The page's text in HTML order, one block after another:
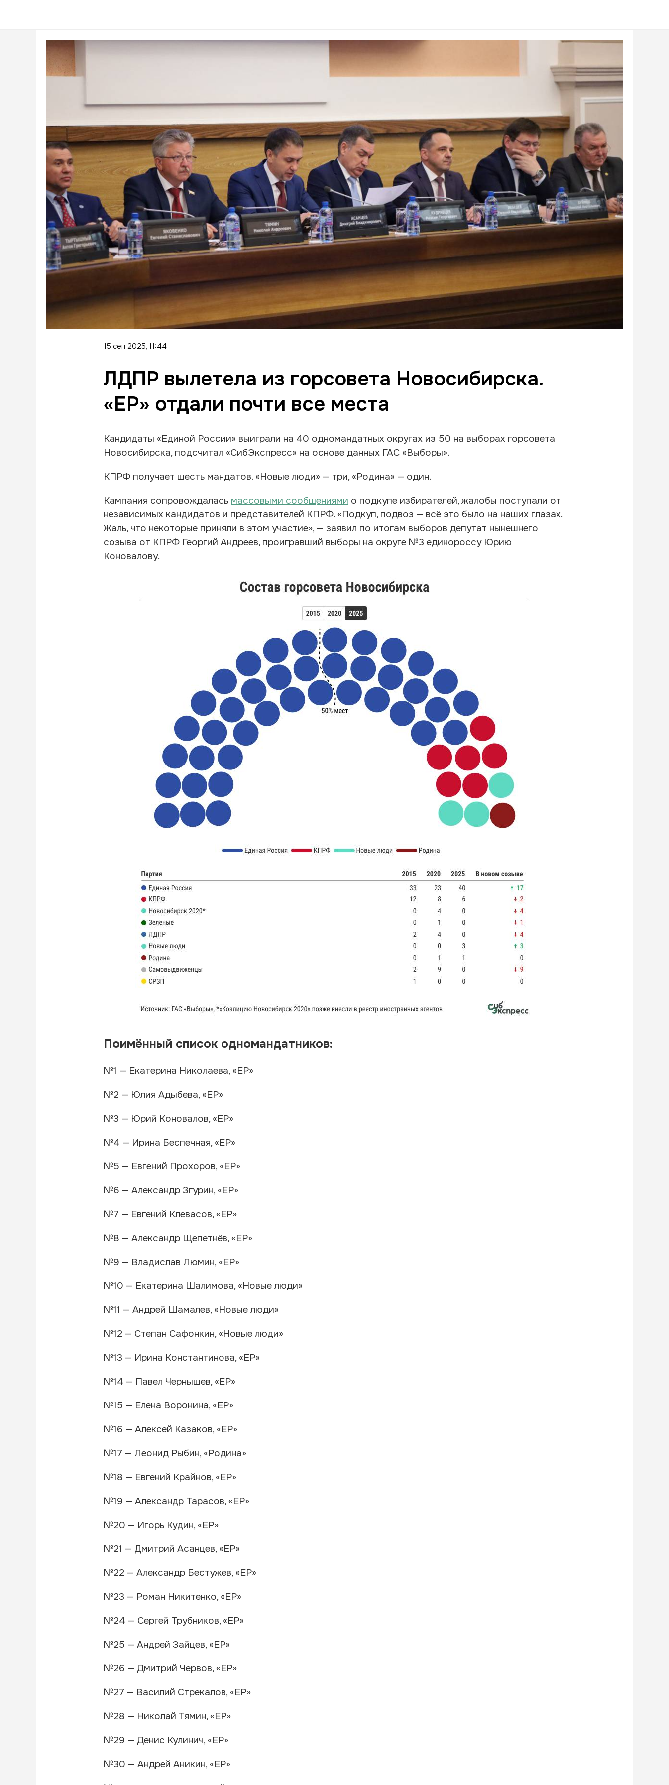
15 сен 2025, 11:44
ЛДПР вылетела из горсовета Новосибирска.
«ЕР» отдали почти все места
Кандидаты «Единой России» выиграли на 40 одномандатных округах из 50 на выборах горсовета
Новосибирска, подсчитал «СибЭкспресс» на основе данных ГАС «Выборы».
КПРФ получает шесть мандатов. «Новые люди» — три, «Родина» — один.
Кампания сопровождалась массовыми сообщениями о подкупе избирателей, жалобы поступали от
независимых кандидатов и представителей КПРФ. «Подкуп, подвоз — всё это было на наших глазах.
Жаль, что некоторые приняли в этом участие», — заявил по итогам выборов депутат нынешнего
созыва от КПРФ Георгий Андреев, проигравший выборы на округе №3 единороссу Юрию
Коновалову.
Поимённый список одномандатников:
№1 — Екатерина Николаева, «ЕР»
№2 — Юлия Адыбева, «ЕР»
№3 — Юрий Коновалов, «ЕР»
№4 — Ирина Беспечная, «ЕР»
№5 — Евгений Прохоров, «ЕР»
№6 — Александр Згурин, «ЕР»
№7 — Евгений Клевасов, «ЕР»
№8 — Александр Щепетнёв, «ЕР»
№9 — Владислав Люмин, «ЕР»
№10 — Екатерина Шалимова, «Новые люди»
№11 — Андрей Шамалев, «Новые люди»
№12 — Степан Сафонкин, «Новые люди»
№13 — Ирина Константинова, «ЕР»
№14 — Павел Чернышев, «ЕР»
№15 — Елена Воронина, «ЕР»
№16 — Алексей Казаков, «ЕР»
№17 — Леонид Рыбин, «Родина»
№18 — Евгений Крайнов, «ЕР»
№19 — Александр Тарасов, «ЕР»
№20 — Игорь Кудин, «ЕР»
№21 — Дмитрий Асанцев, «ЕР»
№22 — Александр Бестужев, «ЕР»
№23 — Роман Никитенко, «ЕР»
№24 — Сергей Трубников, «ЕР»
№25 — Андрей Зайцев, «ЕР»
№26 — Дмитрий Червов, «ЕР»
№27 — Василий Стрекалов, «ЕР»
№28 — Николай Тямин, «ЕР»
№29 — Денис Кулинич, «ЕР»
№30 — Андрей Аникин, «ЕР»